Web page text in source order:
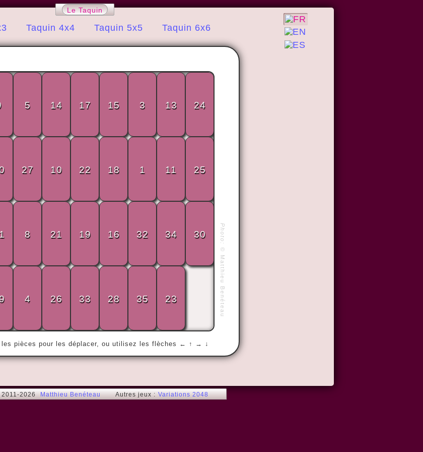
Le Taquin
Taquin 4x4 Taquin 5x5 Taquin 6x6
Photo:
©
Matthieu Benéteau
les pièces pour les déplacer, ou utilisez les flèches ← ↑ → ↓
« La vie est très courte, et il n'y a pas de
5 14 17 15 3 13 24
27 10 22 18 1 11 25
8 21 19 16 32 34 30
4 26 33 28 35 23
2026 Matthieu Benéteau Autres jeux : Variations 2048